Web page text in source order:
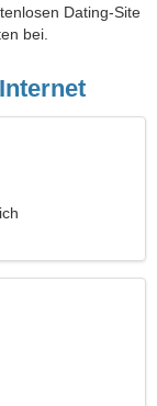
Dating-Site
bei.